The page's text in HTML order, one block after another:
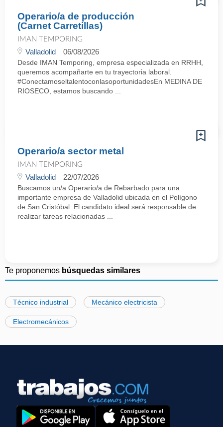
Operario/a de producción
(Carnet Carretillas)
IMAN TEMPORING
Valladolid 06/08/2026
Desde IMAN Temporing, empresa especializada en RRHH,
queremos acompañarte en tu trayectoria laboral.
#ConectamoseltalentoconlasoportunidadesEn MEDINA DE
RIOSECO, estamos buscando ...
Operario/a sector metal
IMAN TEMPORING
Valladolid 22/07/2026
Buscamos un/a Operario/a de Rebarbado para una
importante empresa de Valladolid ubicada en el Polígono
de San Cristóbal. El candidato ideal será responsable de
realizar tareas relacionadas ...
Te proponemos búsquedas similares
Técnico industrial Mecánico electricista
Electromecánicos